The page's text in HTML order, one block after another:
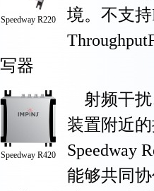
Speedway R220
境。不支
写器
Speedway R420
射频干
装置附近
Speedway
能够共同